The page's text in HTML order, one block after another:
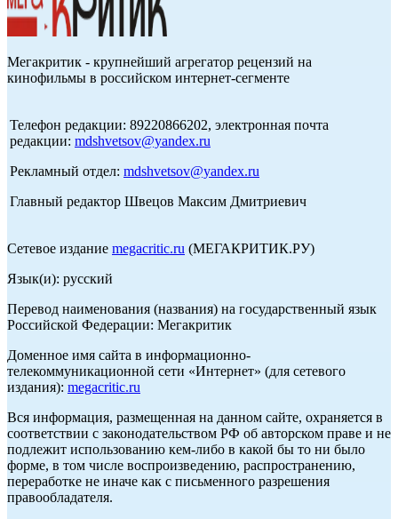
Мегакритик - крупнейший агрегатор рецензий на
кинофильмы в российском интернет-сегменте
Телефон редакции: 89220866202, электронная почта
редакции: mdshvetsov@yandex.ru
Рекламный отдел: mdshvetsov@yandex.ru
Главный редактор Швецов Максим Дмитриевич
Сетевое издание megacritic.ru (МЕГАКРИТИК.РУ)
Язык(и): русский
Перевод наименования (названия) на государственный язык
Российской Федерации: Мегакритик
Доменное имя сайта в информационно-
телекоммуникационной сети «Интернет» (для сетевого
издания): megacritic.ru
Вся информация, размещенная на данном сайте, охраняется в
соответствии с законодательством РФ об авторском праве и не
подлежит использованию кем-либо в какой бы то ни было
форме, в том числе воспроизведению, распространению,
переработке не иначе как с письменного разрешения
правообладателя.